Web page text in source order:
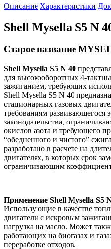
Описание Характеристики
Shell Mysella S5 N
Старое название
Shell Mysella S5 N 40
для высокооборотных 4-
зажиганием, требующих
Shell Mysella S5 N 40
стационарных газовых
требованиям развивающегося
законодательства,
окислов азота и требующего
“обедненного и чистого”
разработано в расчете на
двигателях, в которых срок
ограничивающим
Применение Shell Mysella S5
Использующие в качестве
двигатели с искровым
нагрузка на масло. Может
работающих на биогазах и
переработке отходов.